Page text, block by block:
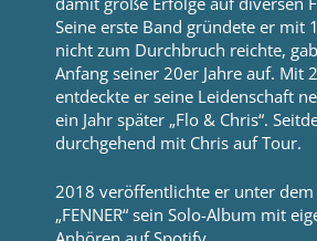
Seine erste Band gründete er mit
nicht zum Durchbruch reichte,
Anfang seiner 20er Jahre auf. Mit
entdeckte er seine Leidenschaft
ein Jahr später „Flo & Chris“.
durchgehend mit Chris auf Tour.
2018 veröffentlichte er unter dem
„FENNER“ sein Solo-Album mit